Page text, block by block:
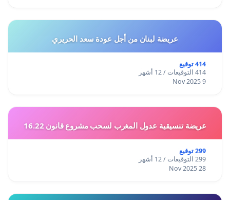
عريضة لبنان من أجل عودة سعد الحريري
414 توقيع
414 التوقيعات / 12 أشهر
9 Nov 2025
عريضة تنسيقية عدول المغرب لسحب مشروع قانون 16.22
299 توقيع
299 التوقيعات / 12 أشهر
28 Nov 2025